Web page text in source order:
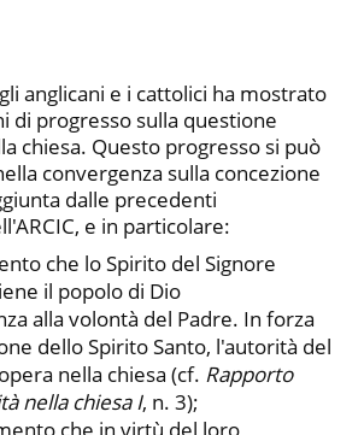
anglicani e i cattolici ha mostrato
di progresso sulla questione
chiesa. Questo progresso si può
convergenza sulla concezione
dalle precedenti
e in particolare:
che lo Spirito del Signore
il popolo di Dio
alla volontà del Padre. In forza
dello Spirito Santo, l'autorità del
nella chiesa (cf. Rapporto
nella chiesa I, n. 3);
che in virtù del loro